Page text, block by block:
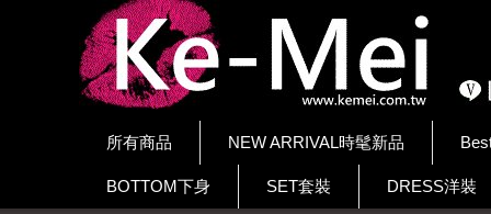
所有商品 NEW ARRIVAL時髦新品
BOTTOM下身 SET套裝 DRESS洋裝